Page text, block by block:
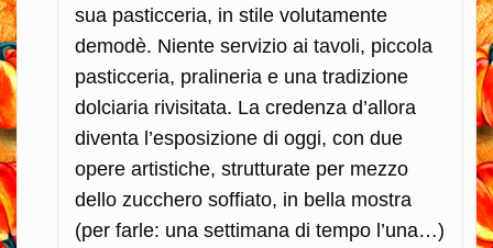
sua pasticceria, in stile volutamente
demodè. Niente servizio ai tavoli, piccola
pasticceria, pralineria e una tradizione
dolciaria rivisitata. La credenza d’allora
diventa l’esposizione di oggi, con due
opere artistiche, strutturate per mezzo
dello zucchero soffiato, in bella mostra
(per farle: una settimana di tempo l’una…)